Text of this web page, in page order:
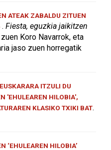
ATEAK ZABALDU ZITUEN
. Fiesta, eguzkia jaikitzen
Koro Navarrok, eta
jaso zuen horregatik
ITZULI DU
'EHULEAREN HILOBIA',
KLASIKO TXIKI BAT.
‘EHULEAREN HILOBIA’